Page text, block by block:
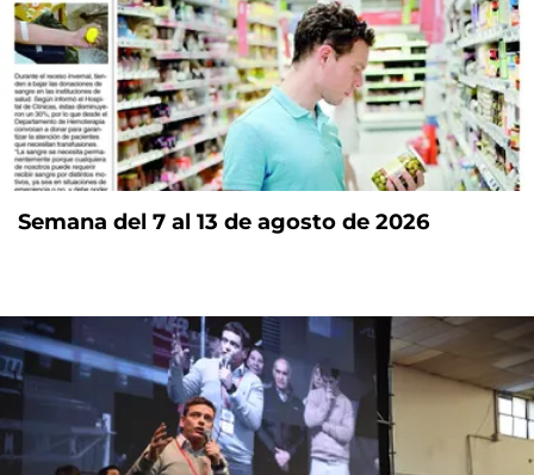
Semana del 7 al 13 de agosto de 2026